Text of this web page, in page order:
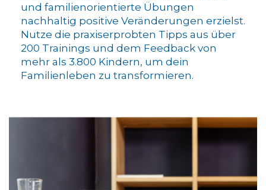
und familienorientierte Übungen
nachhaltig positive Veränderungen erzielst.
Nutze die praxiserprobten Tipps aus über
200 Trainings und dem Feedback von
mehr als 3.800 Kindern, um dein
Familienleben zu transformieren.